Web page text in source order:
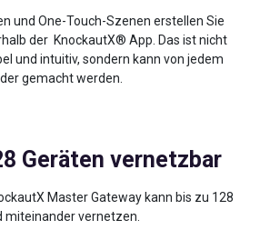
und One-Touch-Szenen erstellen Sie
der KnockautX® App. Das ist nicht
und intuitiv, sondern kann von jedem
gemacht werden.
Geräten vernetzbar
Master Gateway kann bis zu 128
miteinander vernetzen.